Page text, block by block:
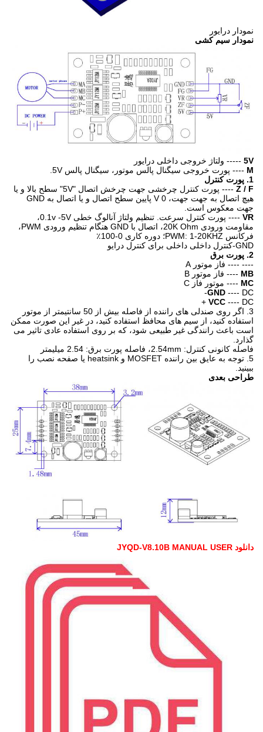
نمودار درایور
نمودار سیم کشی
5V ----- ولتاژ خروجی داخلی درایور
M ---- پورت خروجی سیگنال پالس موتور، سیگنال پالس 5V.
1. پورت کنترل
Z / F
---- پورت کنترل چرخشی جهت چرخش اتصال "5V" سطح بالا و یا
هیچ اتصال به جهت جهت، 0 V پایین سطح اتصال و یا اتصال به GND
جهت معکوس است.
VR
---- پورت کنترل سرعت. تنظیم ولتاژ آنالوگ خطی 0.1v -5V،
مقاومت ورودی 20K Ohm، اتصال با GND هنگام تنظیم ورودی PWM،
فرکانس PWM: 1-20KHZ؛ دوره کاری 0-100٪
GND-کنترل داخلی داخلی برای کنترل درایو
2. پورت برق
---- ---- فاز موتور A
MB ---- فاز موتور B
MC ---- موتور فاز C
GND ---- DC-
VCC ---- DC +
3. اگر روی صندلی های راننده از فاصله بیش از 50 سانتیمتر از موتور
استفاده کنید، از سیم های محافظ استفاده کنید، در غیر این صورت ممکن
است باعث رانندگی غیر طبیعی شود، که بر روی استفاده عادی تاثیر می
گذارد.
فاصله کانونی کنترل: 2.54mm، فاصله پورت برق: 2.54 میلیمتر
5. توجه به عایق بین راننده MOSFET و heatsink یا صفحه نصب را
ببینید.
طراحی بعدی
دانلود JYQD-V8.10B MANUAL USER